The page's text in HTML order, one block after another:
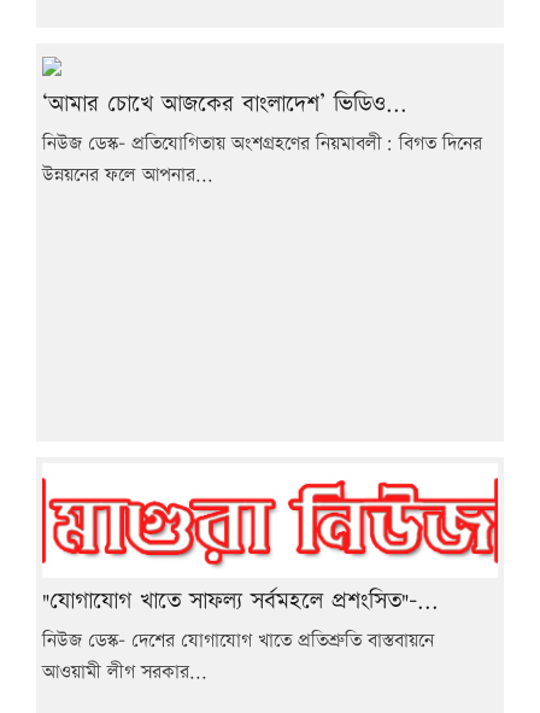
‘আমার চোখে আজকের বাংলাদেশ’ ভিডিও...
নিউজ ডেস্ক- প্রতিযোগিতায় অংশগ্রহণের নিয়মাবলী: বিগত দিনের
উন্নয়নের ফলে আপনার...
"যোগাযোগ খাতে সাফল্য সর্বমহলে প্রশংসিত"-...
নিউজ ডেস্ক- দেশের যোগাযোগ খাতে প্রতিশ্রুতি বাস্তবায়নে
আওয়ামী লীগ সরকার...